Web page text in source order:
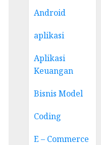
Android
aplikasi
Aplikasi
Keuangan
Bisnis Model
Coding
E – Commerce